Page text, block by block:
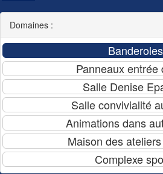
Domaines :